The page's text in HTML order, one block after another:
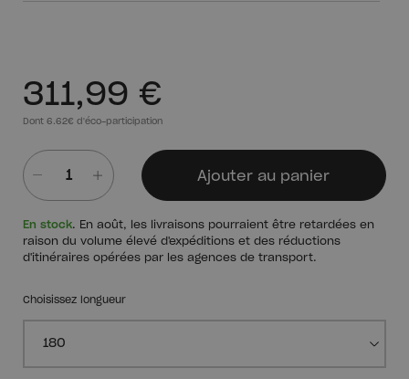
Choisissez longueur
311,99 €
Dont 6.62€ d'éco-participation
Ajouter au panier
En stock. En août, les livraisons pourraient être retardées en
raison du volume élevé d'expéditions et des réductions
d'itinéraires opérées par les agences de transport.